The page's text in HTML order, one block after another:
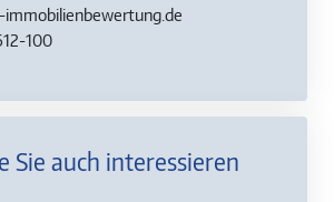
100
Sie auch interessieren